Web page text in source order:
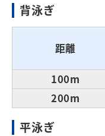
背泳ぎ
距離
100m
200m
平泳ぎ